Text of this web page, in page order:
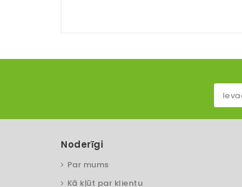
Noderīgi
Par mums
Kā kļūt par klientu